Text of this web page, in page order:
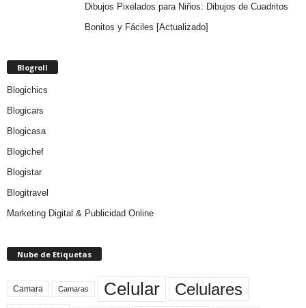
Dibujos Pixelados para Niños: Dibujos de Cuadritos
Bonitos y Fáciles [Actualizado]
Blogroll
Blogichics
Blogicars
Blogicasa
Blogichef
Blogistar
Blogitravel
Marketing Digital & Publicidad Online
Nube de Etiquetas
Camara Camaras Celular Celulares